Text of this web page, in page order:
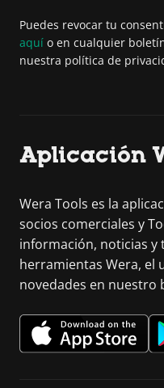
Puedes revocar tu
aquí o en cualquier
nuestra política de
Aplicación
Wera Tools es la
socios comerciales y
información, noticias y
herramientas Wera, el
novedades en nuestro